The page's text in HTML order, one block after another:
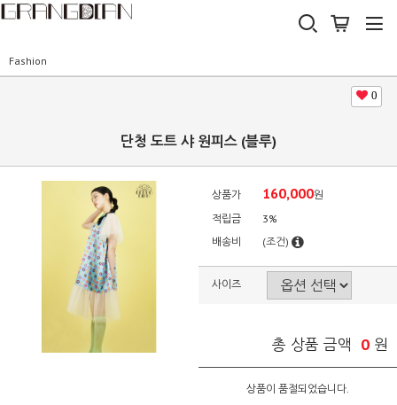
Fashion
0
단청 도트 샤 원피스 (블루)
상품가 160,000원
적립금
3%
배송비
(조건)
사이즈
총 상품 금액 0 원
상품이 품절되었습니다.